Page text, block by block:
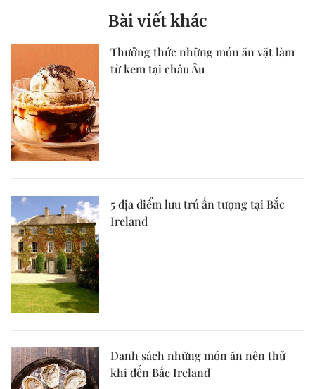
Bài viết khác
Thưởng thức những món ăn vặt làm
từ kem tại châu Âu
5 địa điểm lưu trú ấn tượng tại Bắc
Ireland
Danh sách những món ăn nên thử
khi đến Bắc Ireland